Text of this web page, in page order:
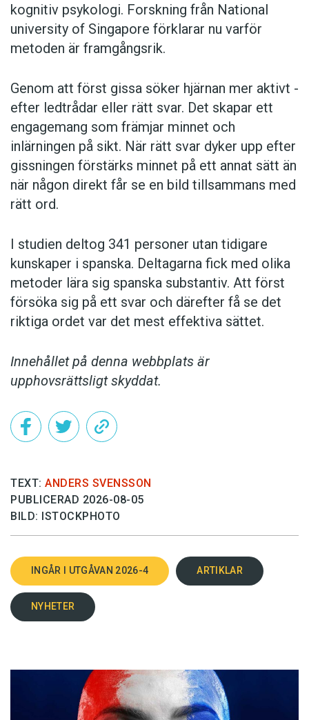
kognitiv psykologi. Forskning från National
university of Singa­pore förklarar nu varför
metoden är framgångsrik.
Genom att först gissa ­söker hjärnan mer aktivt ­
efter ledtrådar eller rätt svar. Det skapar ett
engagemang som främjar minnet och
inlärningen på sikt. När rätt svar dyker upp efter
gissningen förstärks minnet på ett annat sätt än
när någon direkt får se en bild tillsammans med
rätt ord.
I studien deltog 341 personer utan tidigare
kunskaper i spanska. Deltagarna fick med olika
metoder lära sig spanska substantiv. Att först
försöka sig på ett svar och därefter få se det
riktiga ordet var det mest effektiva sättet.
Innehållet på denna webbplats är
upphovsrättsligt skyddat.
TEXT: ANDERS SVENSSON
PUBLICERAD 2026-08-05
BILD: ISTOCKPHOTO
INGÅR I UTGÅVAN 2026-4 ARTIKLAR
NYHETER